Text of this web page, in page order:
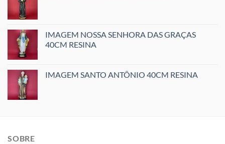
IMAGEM NOSSA SENHORA DAS GRAÇAS
40CM RESINA
IMAGEM SANTO ANTÔNIO 40CM RESINA
SOBRE